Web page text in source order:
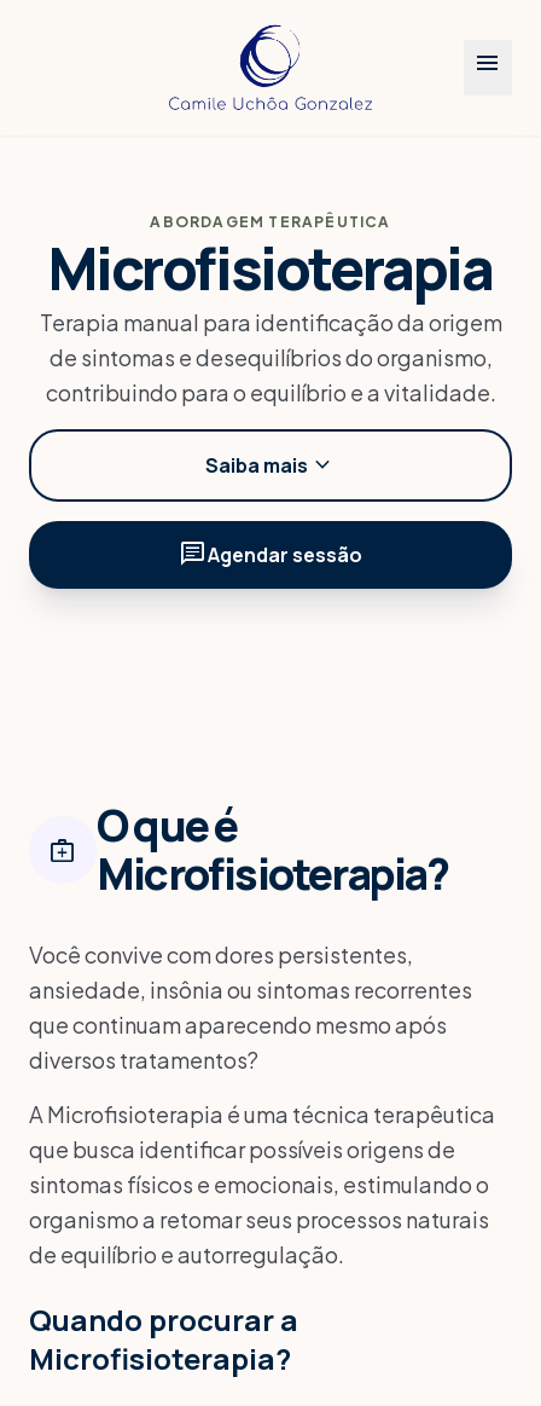
menu
Agende sua jornada
Para mim
TRATAMENTO DE INTERESSE
Microfisioterapia Hipnose Clínica
Constelação Familiar Gostaria de uma sugestão
sunny
ABORDAGEM TERAPÊUTICA
Microfisioterapia
Terapia manual para identificação da origem
de sintomas e desequilíbrios do organismo,
contribuindo para o equilíbrio e a vitalidade.
Saiba mais expand_more
chatAgendar sessão
medical_services
O que é
Microfisioterapia?
Você convive com dores persistentes,
ansiedade, insônia ou sintomas recorrentes
que continuam aparecendo mesmo após
diversos tratamentos?
A Microfisioterapia é uma técnica terapêutica
que busca identificar possíveis origens de
sintomas físicos e emocionais, estimulando o
organismo a retomar seus processos naturais
de equilíbrio e autorregulação.
Quando procurar a
Microfisioterapia?